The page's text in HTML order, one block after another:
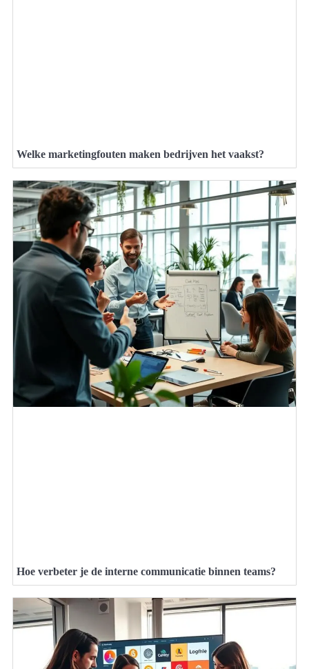
Welke marketingfouten maken bedrijven het vaakst?
Hoe verbeter je de interne communicatie binnen teams?